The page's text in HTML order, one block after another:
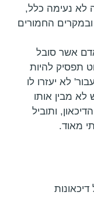
לא נעימה כלל,
ובמקרים החמורים
אשר סובל
תפסיק להיות
לא יעזרו לו
מבין אותו
ותוביל
מאוד.